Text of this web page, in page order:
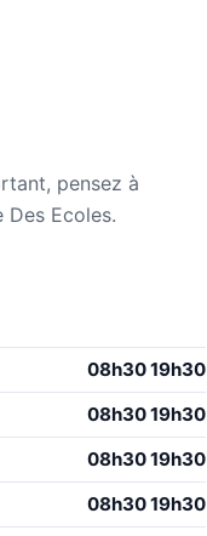
pensez à
Ecoles.
08h30 19h30
08h30 19h30
08h30 19h30
08h30 19h30